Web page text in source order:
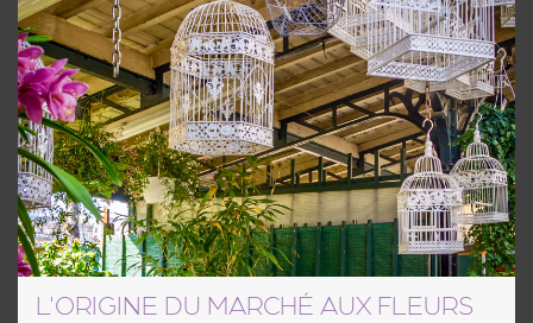
L'ORIGINE DU MARCHÉ AUX FLEURS